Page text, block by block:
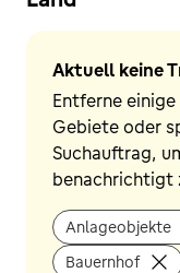
Aktuell keine
Entferne
Gebiete oder
Suchauftrag,
benachrichtigt
Anlageobjekte
Bauernhof